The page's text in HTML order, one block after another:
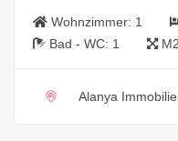
Wohnzimmer: 1
Bad - WC: 1
Alanya